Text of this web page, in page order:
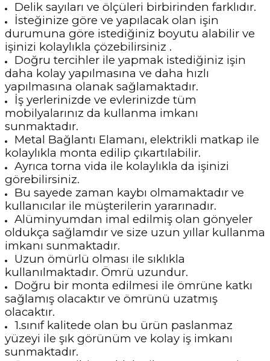
Delik sayıları ve ölçüleri birbirinden farklıdır.
İsteğinize göre ve yapılacak olan işin
durumuna göre istediğiniz boyutu alabilir ve
işinizi kolaylıkla çözebilirsiniz .
Doğru tercihler ile yapmak istediğiniz işin
daha kolay yapılmasına ve daha hızlı
yapılmasına olanak sağlamaktadır.
İş yerlerinizde ve evlerinizde tüm
mobilyalarınız da kullanma imkanı
sunmaktadır.
Metal Bağlantı Elamanı, elektrikli matkap ile
kolaylıkla monta edilip çıkartılabilir.
Ayrıca torna vida ile kolaylıkla da işinizi
görebilirsiniz.
Bu sayede zaman kaybı olmamaktadır ve
kullanıcılar ile müşterilerin yararınadır.
Alüminyumdan imal edilmiş olan gönyeler
oldukça sağlamdır ve size uzun yıllar kullanma
imkanı sunmaktadır.
Uzun ömürlü olması ile sıklıkla
kullanılmaktadır. Ömrü uzundur.
Doğru bir monta edilmesi ile ömrüne katkı
sağlamış olacaktır ve ömrünü uzatmış
olacaktır.
1.sınıf kalitede olan bu ürün paslanmaz
yüzeyi ile şık görünüm ve kolay iş imkanı
sunmaktadır.